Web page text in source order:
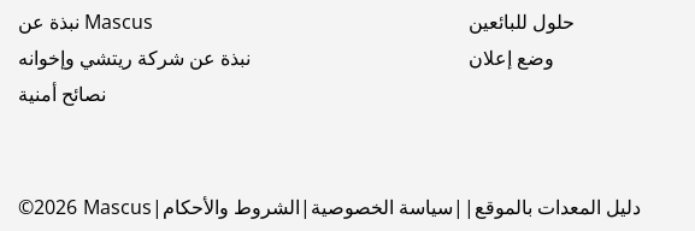
نبذة عن Mascus
نبذة عن شركة ريتشي وإخوانه
نصائح أمنية
حلول للبائعين
وضع إعلان
©2026 Mascus الشروط والأحكام سياسة الخصوصية دليل المعدات بالموقع